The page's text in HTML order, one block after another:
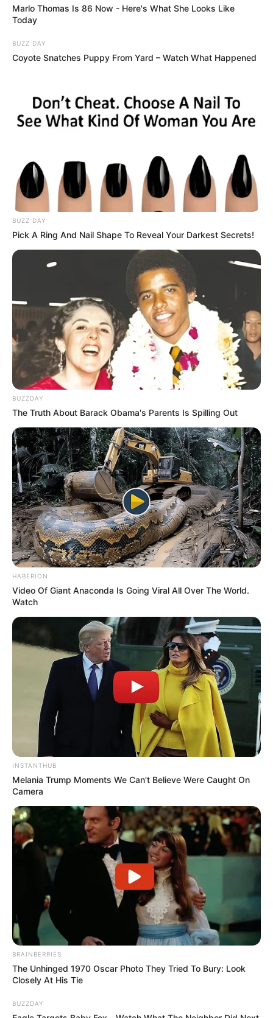
Marlo Thomas Is 86 Now - Here's What She Looks Like
Today
BUZZ DAY
Coyote Snatches Puppy From Yard – Watch What Happened
BUZZ DAY
Pick A Ring And Nail Shape To Reveal Your Darkest Secrets!
BUZZDAY
The Truth About Barack Obama's Parents Is Spilling Out
HABERION
Video Of Giant Anaconda Is Going Viral All Over The World.
Watch
INSTANTHUB
Melania Trump Moments We Can't Believe Were Caught On
Camera
BRAINBERRIES
The Unhinged 1970 Oscar Photo They Tried To Bury: Look
Closely At His Tie
BUZZDAY